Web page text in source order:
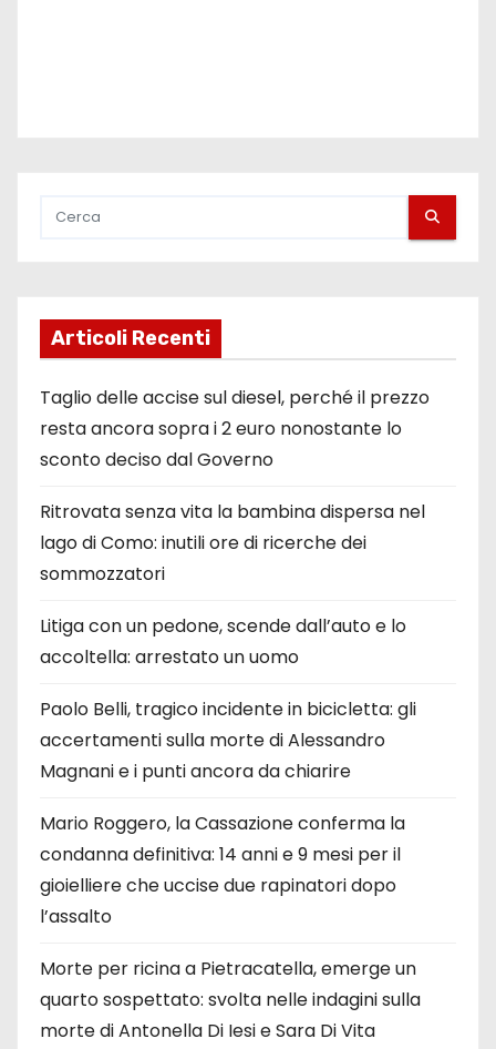
Articoli Recenti
Taglio delle accise sul diesel, perché il prezzo
resta ancora sopra i 2 euro nonostante lo
sconto deciso dal Governo
Ritrovata senza vita la bambina dispersa nel
lago di Como: inutili ore di ricerche dei
sommozzatori
Litiga con un pedone, scende dall’auto e lo
accoltella: arrestato un uomo
Paolo Belli, tragico incidente in bicicletta: gli
accertamenti sulla morte di Alessandro
Magnani e i punti ancora da chiarire
Mario Roggero, la Cassazione conferma la
condanna definitiva: 14 anni e 9 mesi per il
gioielliere che uccise due rapinatori dopo
l’assalto
Morte per ricina a Pietracatella, emerge un
quarto sospettato: svolta nelle indagini sulla
morte di Antonella Di Iesi e Sara Di Vita